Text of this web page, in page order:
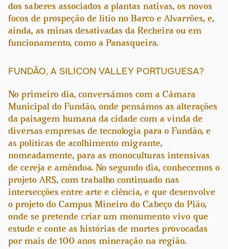
dos saberes associados a plantas nativas, os novos
focos de prospeção de lítio no Barco e Alvarrões, e,
ainda, as minas desativadas da Recheira ou em
funcionamento, como a Panasqueira.
FUNDÃO, A SILICON VALLEY PORTUGUESA?
No primeiro dia, conversámos com a Câmara
Municipal do Fundão, onde pensámos as alterações
da paisagem humana da cidade com a vinda de
diversas empresas de tecnologia para o Fundão, e
as políticas de acolhimento migrante,
nomeadamente, para as monoculturas intensivas
de cereja e amêndoa. No segundo dia, conhecemos o
projeto ARS, com trabalho continuado nas
intersecções entre arte e ciência, e que desenvolve
o projeto do Campus Mineiro do Cabeço do Pião,
onde se pretende criar um monumento vivo que
estude e conte as histórias de mortes provocadas
por mais de 100 anos mineração na região.